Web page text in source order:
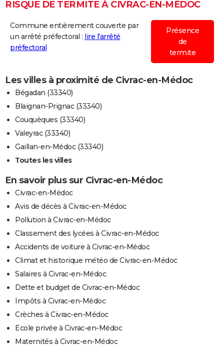
RISQUE DE TERMITE À CIVRAC-EN-MÉDOC
Commune entièrement couverte par
un arrêté préfectoral : lire l'arrêté
préfectoral
Présence
de
termite
Les villes à proximité de Civrac-en-Médoc
Bégadan (33340)
Blaignan-Prignac (33340)
Couquèques (33340)
Valeyrac (33340)
Gaillan-en-Médoc (33340)
Toutes les villes
En savoir plus sur Civrac-en-Médoc
Civrac-en-Médoc
Avis de décès à Civrac-en-Médoc
Pollution à Civrac-en-Médoc
Classement des lycées à Civrac-en-Médoc
Accidents de voiture à Civrac-en-Médoc
Climat et historique météo de Civrac-en-Médoc
Salaires à Civrac-en-Médoc
Dette et budget de Civrac-en-Médoc
Impôts à Civrac-en-Médoc
Crèches à Civrac-en-Médoc
Ecole privée à Civrac-en-Médoc
Maternités à Civrac-en-Médoc